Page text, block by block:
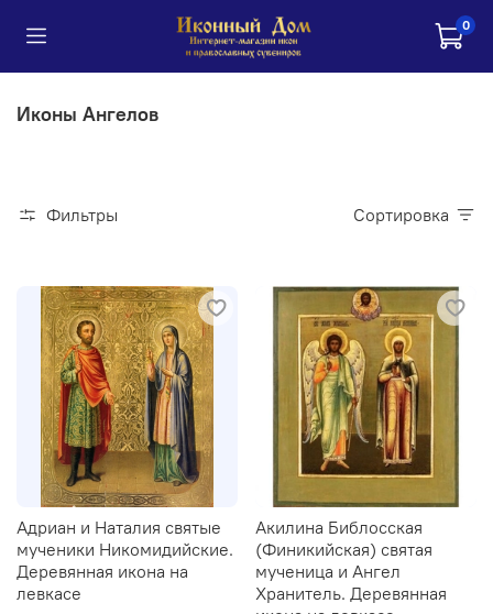
0
Иконы Ангелов
Фильтры Сортировка
Адриан и Наталия святые
мученики Никомидийские.
Деревянная икона на
левкасе
Акилина Библосская
(Финикийская) святая
мученица и Ангел
Хранитель. Деревянная